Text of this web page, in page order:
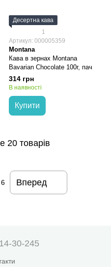
Десертна кава
1
Артикул: 000005359
Montana
Кава в зернах Montana
Bavarian Chocolate 100г, пач
314 грн
В наявності
Купити
20 товарів
Вперед
30-245